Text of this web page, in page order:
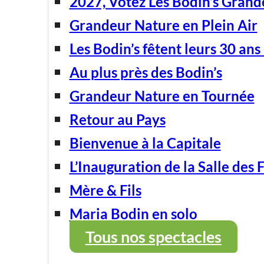
Grandeur Nature en Plein Air
Les Bodin’s fêtent leurs 30 ans
Au plus près des Bodin’s
Grandeur Nature en Tournée
Retour au Pays
Bienvenue à la Capitale
L’Inauguration de la Salle des
Mère & Fils
Maria Bodin en solo
Tous nos spectacles